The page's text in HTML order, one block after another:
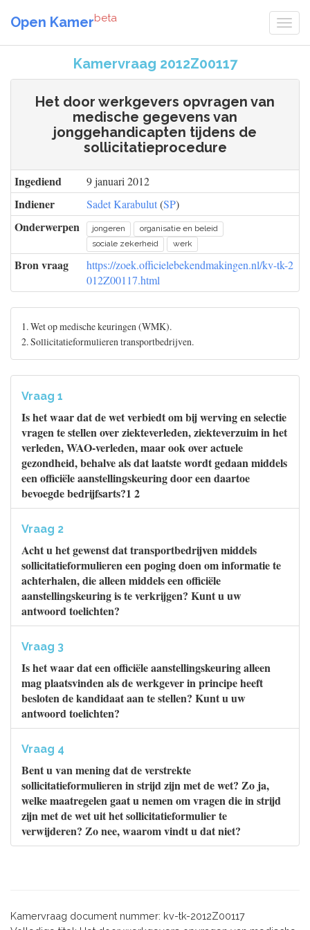
Open Kamerbeta
Kamervraag 2012Z00117
Het door werkgevers opvragen van
medische gegevens van
jonggehandicapten tijdens de
sollicitatieprocedure
Ingediend 9 januari 2012
Indiener Sadet Karabulut(SP)
Onderwerpen jongeren
organisatie en beleid
sociale zekerheid
werk
Bron vraag
https://zoek.officielebekendmakingen.nl/kv-tk-2
012Z00117.html
1. Wet op medische keuringen (WMK).
2. Sollicitatieformulieren transportbedrijven.
Vraag 1
Is het waar dat de wet verbiedt om bij werving en selectie
vragen te stellen over ziekteverleden, ziekteverzuim in het
verleden, WAO-verleden, maar ook over actuele
gezondheid, behalve als dat laatste wordt gedaan middels
een officiële aanstellingskeuring door een daartoe
bevoegde bedrijfsarts?1 2
Vraag 2
Acht u het gewenst dat transportbedrijven middels
sollicitatieformulieren een poging doen om informatie te
achterhalen, die alleen middels een officiële
aanstellingskeuring is te verkrijgen? Kunt u uw
antwoord toelichten?
Vraag 3
Is het waar dat een officiële aanstellingskeuring alleen
mag plaatsvinden als de werkgever in principe heeft
besloten de kandidaat aan te stellen? Kunt u uw
antwoord toelichten?
Vraag 4
Bent u van mening dat de verstrekte
sollicitatieformulieren in strijd zijn met de wet? Zo ja,
welke maatregelen gaat u nemen om vragen die in strijd
zijn met de wet uit het sollicitatieformulier te
verwijderen? Zo nee, waarom vindt u dat niet?
Kamervraag document nummer: kv-tk-2012Z00117